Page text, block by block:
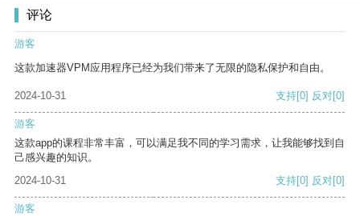
评论
游客
这款加速器VPM应用程序已经为我们带来了无限的隐私保护和自由。
2024-10-31 支持[0] 反对[0]
游客
这款app的课程非常丰富，可以满足我不同的学习需求，让我能够找到自
己感兴趣的知识。
2024-10-31
支持[0] 反对[0]
游客